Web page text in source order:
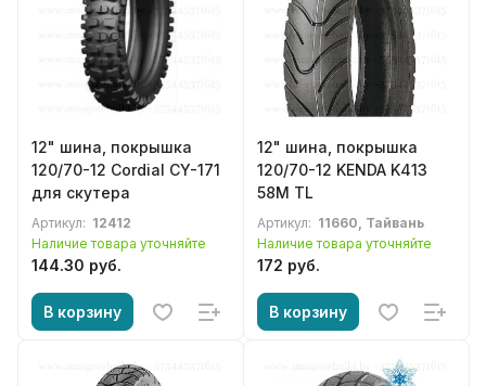
12" шина, покрышка
120/70-12 Cordial CY-171
для скутера
Артикул: 12412
Наличие товара уточняйте
144.30 руб.
В корзину
12" шина, покрышка
120/70-12 KENDA K413
58M TL
Артикул: 11660, Тайвань
Наличие товара уточняйте
172 руб.
В корзину